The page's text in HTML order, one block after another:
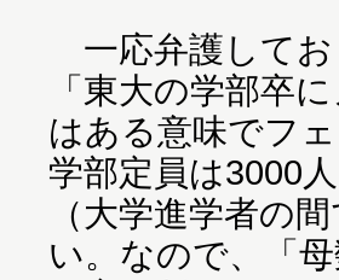
一応弁護してお
「東大の学部卒
はある意味でフ
学部定員は3000
（大学進学者の
い。なので、「